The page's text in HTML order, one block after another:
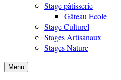
Stage pâtisserie
Gâteau Ecole
Stage Culturel
Stages Artisanaux
Stages Nature
Menu